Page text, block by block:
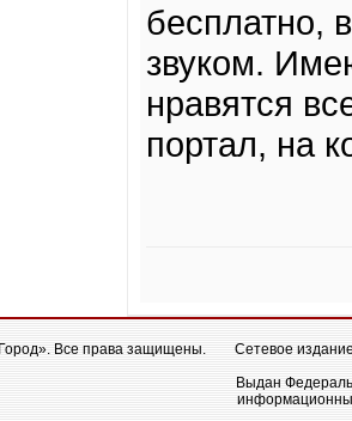
бесплатно,
звуком.
нравятся
портал, на
Все права защищены.
Сетевое
Выдан